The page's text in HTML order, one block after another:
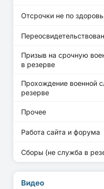
Отсрочки не по
Призыв на срочную
в резерве
Прохождение военной
резерве
Прочее
Работа сайта и форума
Сборы (не служба в
Видео